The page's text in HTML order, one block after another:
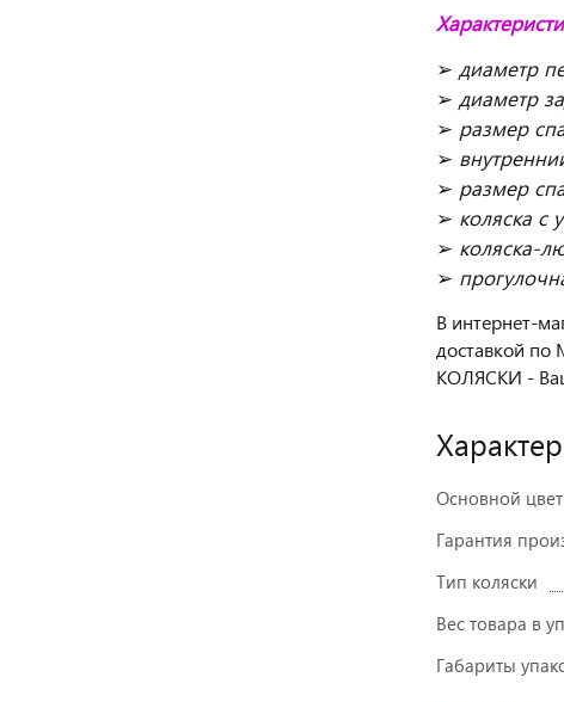
➢ диаметр
➢ диаметр
➢ размер
➢
➢ размер
➢ коляска с
➢ коляска-
➢
В интернет-
доставкой по
КОЛЯСКИ -
Основной цвет
Гарантия
Тип коляски
Вес товара в
Габариты